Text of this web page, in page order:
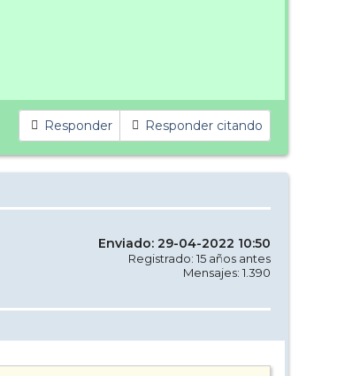
Responder Responder citando
Enviado: 29-04-2022 10:50
Registrado: 15 años antes
Mensajes: 1.390